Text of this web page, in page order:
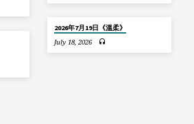
2026年7月19日《溫柔》
July 18, 2026